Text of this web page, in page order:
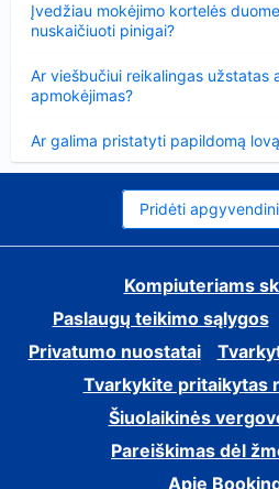
Įvedžiau mokėjimo kortelės
nuskaičiuoti pinigai?
Ar viešbučiui reikalingas užstatas
apmokėjimas?
Ar galima pristatyti papildomą
Pridėti
Kompiuteriams
Paslaugų teikimo sąlygos
Privatumo nuostatai
Tvarkykite pritaikytas
Šiuolaikinės
Pareiškimas dėl
Apie